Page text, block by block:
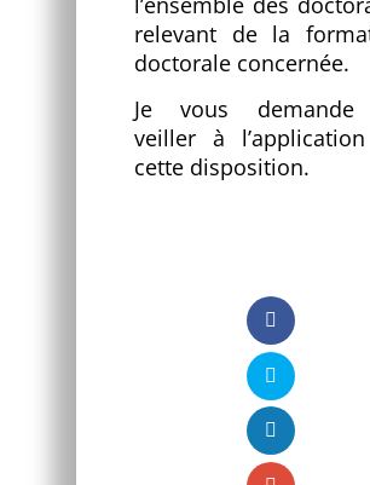
relevant de la
doctorale concernée.
Je vous
veiller à
cette disposition.